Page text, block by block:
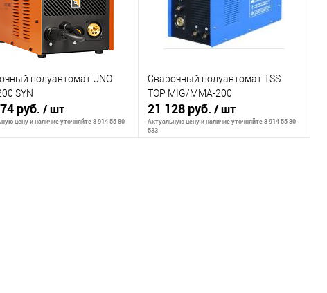
избранное
Недоступно
В избранное
Недоступно
полуавтомат UNO
SYN
руб. / шт
цену и наличие уточняйте 8 914 55 80
Сварочный полуавтомат TSS
TOP MIG/MMA-200
21 128 руб./ шт
Актуальную цену и наличие уточняйте 8 914 55 80
533